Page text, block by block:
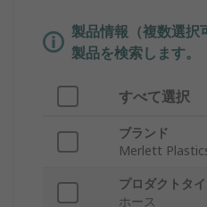
製品情報（複数選択
製品を検索します。
すべて選択
ブランド
Merlett
プロダクトタ
ホース